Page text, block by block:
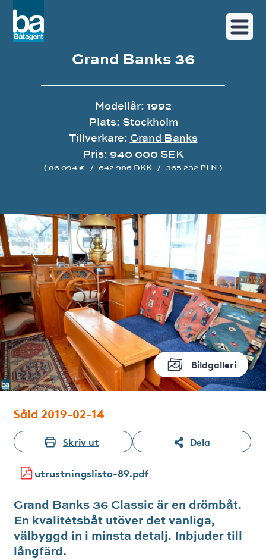
Bildgalleri
Grand Banks 36
Modellår: 1992
Plats: Stockholm
Tillverkare: Grand Banks
Pris: 940 000 SEK
( 86 094 € / 642 986 DKK / 365 232 PLN )
Såld 2019-02-14
Skriv ut Dela
utrustningslista-89.pdf
Grand Banks 36 Classic är en drömbåt.
En kvalitétsbåt utöver det vanliga,
välbyggd in i minsta detalj. Inbjuder till
långfärd.